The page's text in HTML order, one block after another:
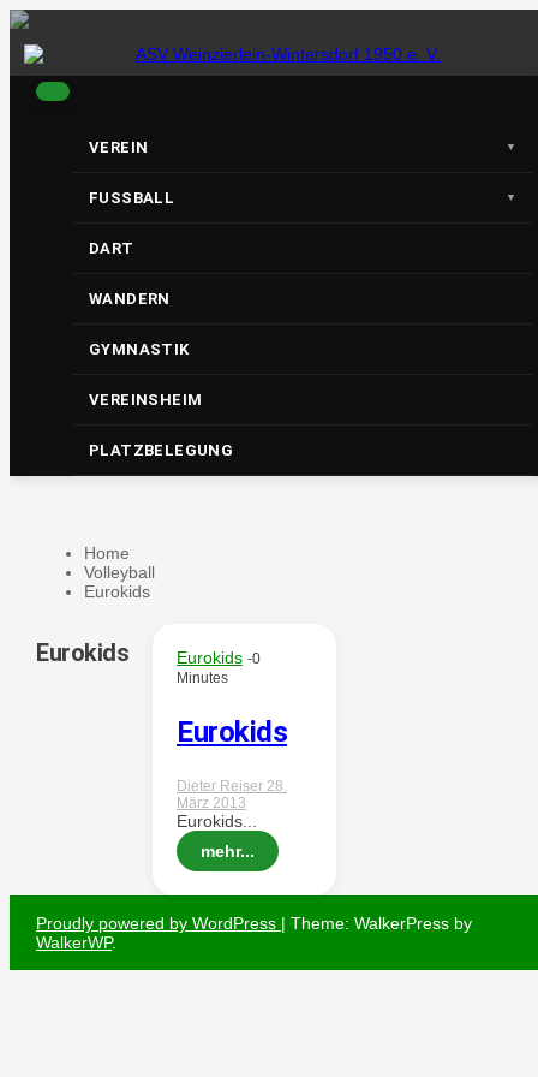
S
p
ASV
Weinzierl
ein-
Wintersd
orf 1950
e. V.
VEREIN
FUSSBALL
DART
WANDERN
GYMNASTIK
VEREINSHEIM
PLATZBELEGUNG
Home
Volleyball
Eurokids
Eurokids Eurokids -0
Minutes
Eurokids
Dieter Reiser 28.
März 2013
Eurokids...
mehr...
Proudly powered by WordPress | Theme: WalkerPress by
WalkerWP.